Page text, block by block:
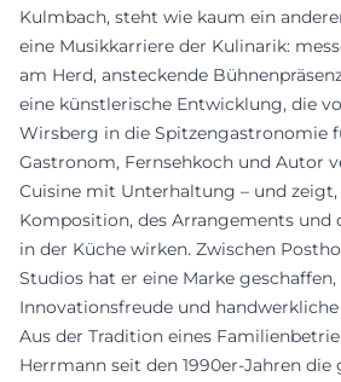
Kulmbach, steht wie kaum ein
eine Musikkarriere der Kulinarik:
am Herd, ansteckende
eine künstlerische Entwicklung, die
Wirsberg in die Spitzengastronomie
Gastronom, Fernsehkoch und Autor
Cuisine mit Unterhaltung – und zeigt,
Komposition, des Arrangements und
in der Küche wirken. Zwischen
Studios hat er eine Marke
Innovationsfreude und handwerkliche
Aus der Tradition eines
Herrmann seit den 1990er-Jahren